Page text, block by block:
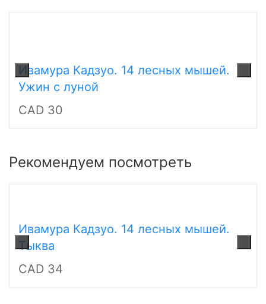
Ивамура Кадзуо. 14 лесных мышей.
Ужин с луной
CAD 30
Рекомендуем посмотреть
Ивамура Кадзуо. 14 лесных мышей.
Тыква
CAD 34